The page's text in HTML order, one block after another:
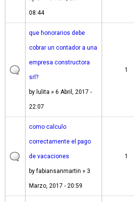
08:44
que honorarios debe
cobrar un contador a una
empresa constructora
srl?
by lulita » 6 Abril, 2017 -
22:07
1
como calculo
correctamente el pago
de vacaciones
byfabiansanmartin » 3
Marzo, 2017 - 20:59
1